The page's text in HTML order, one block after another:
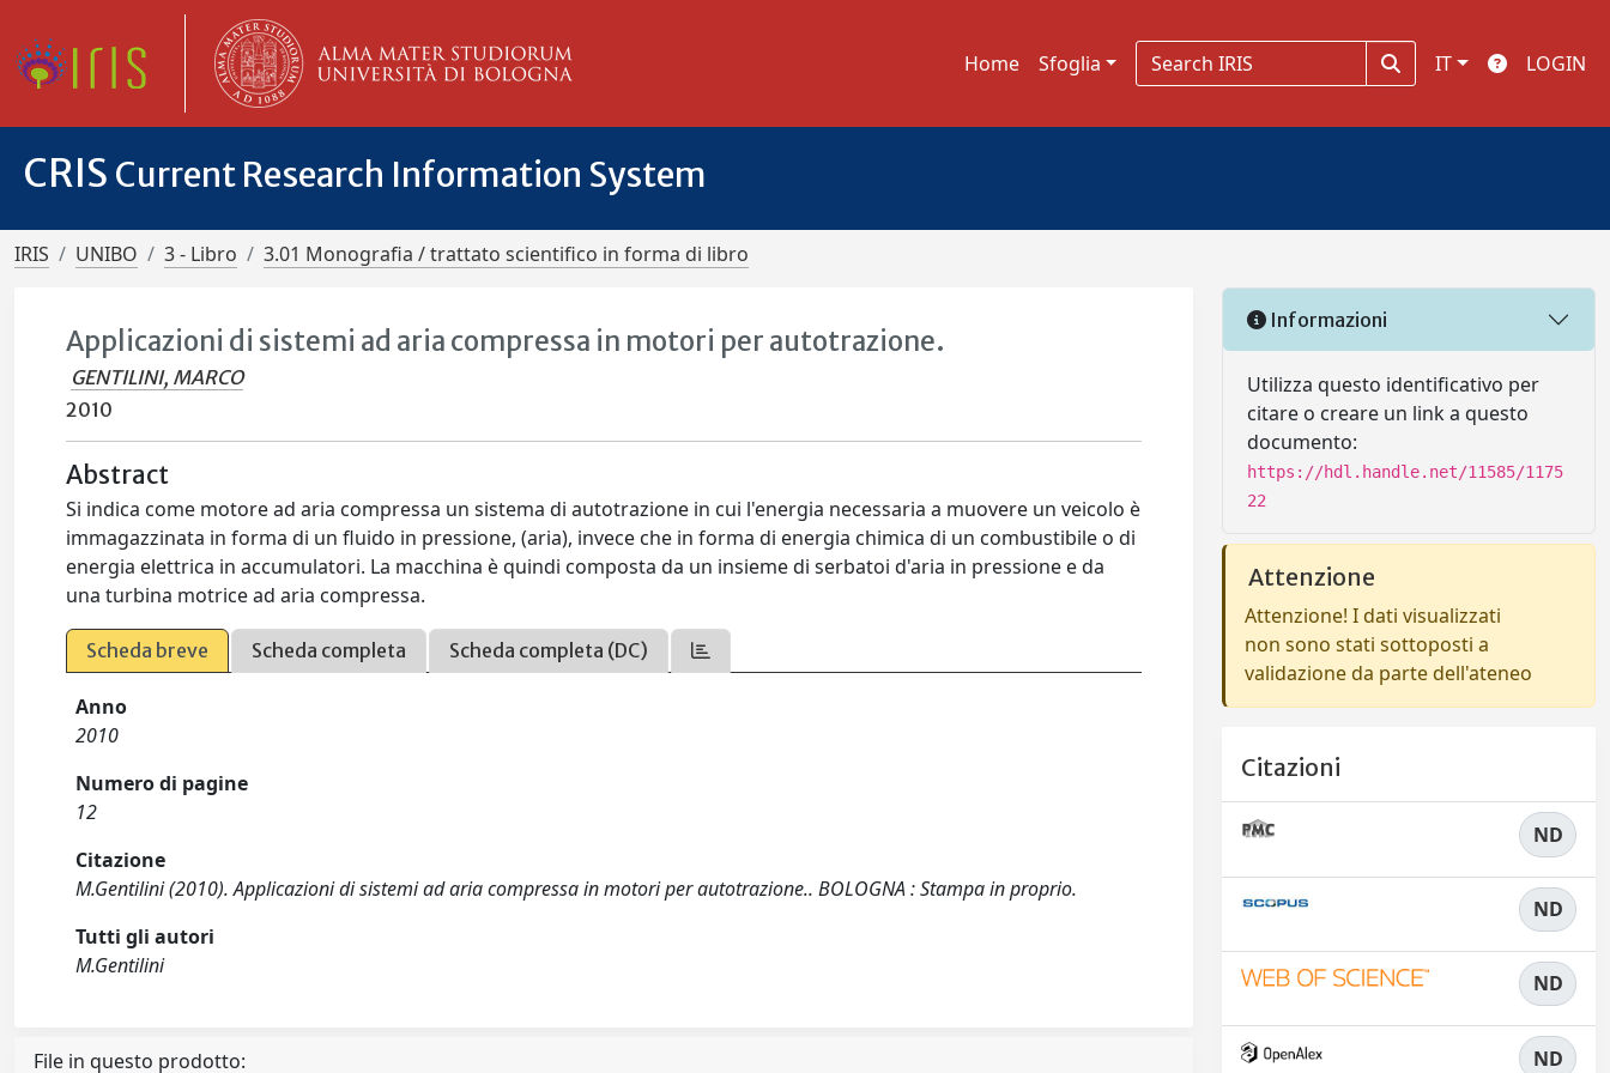
Home Sfoglia IT LOGIN
CRIS Current Research Information System
IRIS UNIBO 3 - Libro 3.01 Monografia / trattato scientifico in forma di libro
Applicazioni di sistemi ad aria compressa in motori per autotrazione.
GENTILINI, MARCO
2010
Abstract
Si indica come motore ad aria compressa un sistema di autotrazione in cui l'energia necessaria a muovere un veicolo è
immagazzinata in forma di un fluido in pressione, (aria), invece che in forma di energia chimica di un combustibile o di
energia elettrica in accumulatori. La macchina è quindi composta da un insieme di serbatoi d'aria in pressione e da
una turbina motrice ad aria compressa.
Scheda breve Scheda completa Scheda completa (DC)
Anno
2010
Numero di pagine
12
Citazione
M.Gentilini (2010). Applicazioni di sistemi ad aria compressa in motori per autotrazione.. BOLOGNA : Stampa in proprio.
Tutti gli autori
M.Gentilini
File in questo prodotto:
Informazioni
Utilizza questo identificativo per
citare o creare un link a questo
documento:
https://hdl.handle.net/11585/1175
22
Attenzione
Attenzione! I dati visualizzati
non sono stati sottoposti a
validazione da parte dell'ateneo
Citazioni
ND
ND
ND
ND